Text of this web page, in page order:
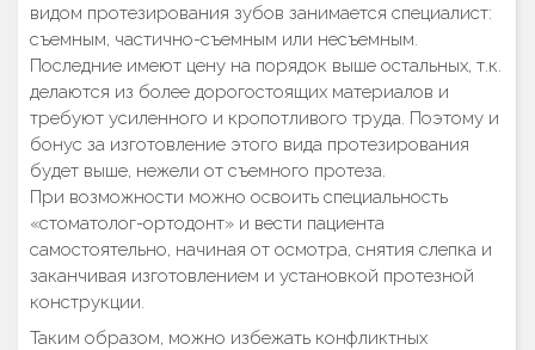
видом протезирования зубов занимается специалист:
съемным, частично-съемным или несъемным.
Последние имеют цену на порядок выше остальных, т.к.
делаются из более дорогостоящих материалов и
требуют усиленного и кропотливого труда. Поэтому и
бонус за изготовление этого вида протезирования
будет выше, нежели от съемного протеза.
При возможности можно освоить специальность
«стоматолог-ортодонт» и вести пациента
самостоятельно, начиная от осмотра, снятия слепка и
заканчивая изготовлением и установкой протезной
конструкции.
Таким образом, можно избежать конфликтных